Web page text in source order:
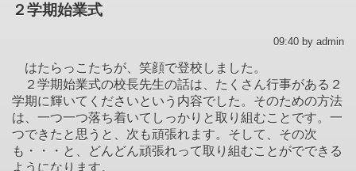
２学期始業式
09:40 by admin
はたらっこたちが、笑顔で登校しました。
２学期始業式の校長先生の話は、たくさん行事がある２
学期に輝いてくださいという内容でした。そのための方法
は、一つ一つ落ち着いてしっかりと取り組むことです。一
つできたと思うと、次も頑張れます。そして、その次
も・・・と、どんどん頑張れって取り組むことがでできる
ようになります。